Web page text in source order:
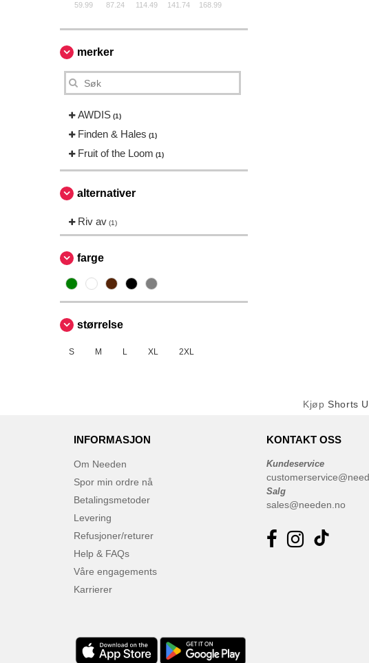
59.99 87.24 114.49 141.74 168.99
merker
AWDIS (1)
Finden & Hales (1)
Fruit of the Loom (1)
alternativer
Riv av (1)
farge
størrelse
S M L XL 2XL
Kjøp Shorts
INFORMASJON
Om Needen
Spor min ordre nå
Betalingsmetoder
Levering
Refusjoner/returer
Help & FAQs
Våre engagements
Karrierer
KONTAKT OSS
Kundeservice
Salg
sales@needen.no